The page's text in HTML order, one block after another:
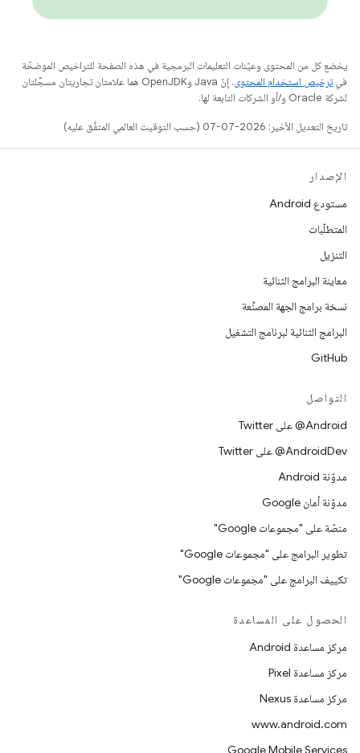
يخضع كل من المحتوى وعيّنات التعليمات البرمجية في هذه الصفحة للتراخيص الموضحّة
فيترخيص استخدام المحتوى
. إنّ Java وOpenJDK هما علامتان تجاريتان مسجَّلتان
لشركة Oracle و/أو الشركات التابعة لها.
تاريخ التعديل الأخير: 2026-07-07 (حسب التوقيت العالمي المتفَّق عليه)
الإصدار
مستودع Android
المتطلّبات
التنزيل
معاينة البرامج الثنائية
نسخة برامج الجهة المصنِّعة
البرامج الثنائية لبرنامج التشغيل
GitHub
التواصل
‎@Android على Twitter
‎@AndroidDev على Twitter
مدوّنة Android
مدوّنة أمان Google
منصّة على "مجموعات Google"
تطوير البرامج على "مجموعات Google"
تكييف البرامج على "مجموعات Google"
الحصول على المساعدة
مركز مساعدة Android
مركز مساعدة Pixel
مركز مساعدة Nexus
www.android.com
Google Mobile Services